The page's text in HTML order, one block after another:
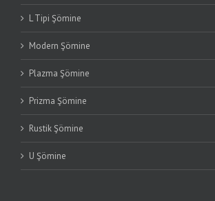
L Tipi Şömine
Modern Şömine
Plazma Şömine
Prizma Şömine
Rustik Şömine
U Şömine